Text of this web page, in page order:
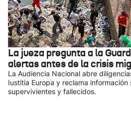
La jueza pregunta a la
alertas antes de la crisis
La Audiencia Nacional abre
Iustitia Europa y reclama
supervivientes y fallecidos.